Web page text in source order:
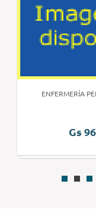
ENFERMERÍA
Gs